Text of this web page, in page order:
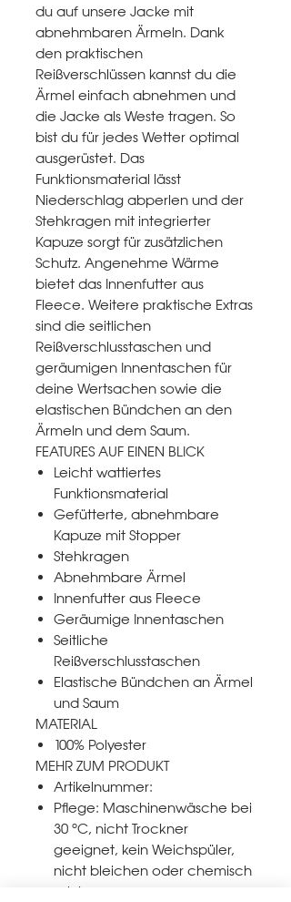
du auf unsere Jacke mit
abnehmbaren Ärmeln. Dank
den praktischen
Reißverschlüssen kannst du die
Ärmel einfach abnehmen und
die Jacke als Weste tragen. So
bist du für jedes Wetter optimal
ausgerüstet. Das
Funktionsmaterial lässt
Niederschlag abperlen und der
Stehkragen mit integrierter
Kapuze sorgt für zusätzlichen
Schutz. Angenehme Wärme
bietet das Innenfutter aus
Fleece. Weitere praktische Extras
sind die seitlichen
Reißverschlusstaschen und
geräumigen Innentaschen für
deine Wertsachen sowie die
elastischen Bündchen an den
Ärmeln und dem Saum.
FEATURES AUF EINEN BLICK
Leicht wattiertes
Funktionsmaterial
Gefütterte, abnehmbare
Kapuze mit Stopper
Stehkragen
Abnehmbare Ärmel
Innenfutter aus Fleece
Geräumige Innentaschen
Seitliche
Reißverschlusstaschen
Elastische Bündchen an Ärmel
und Saum
MATERIAL
100% Polyester
MEHR ZUM PRODUKT
Artikelnummer:
Pflege: Maschinenwäsche bei
30 °C, nicht Trockner
geeignet, kein Weichspüler,
nicht bleichen oder chemisch
reinigen.